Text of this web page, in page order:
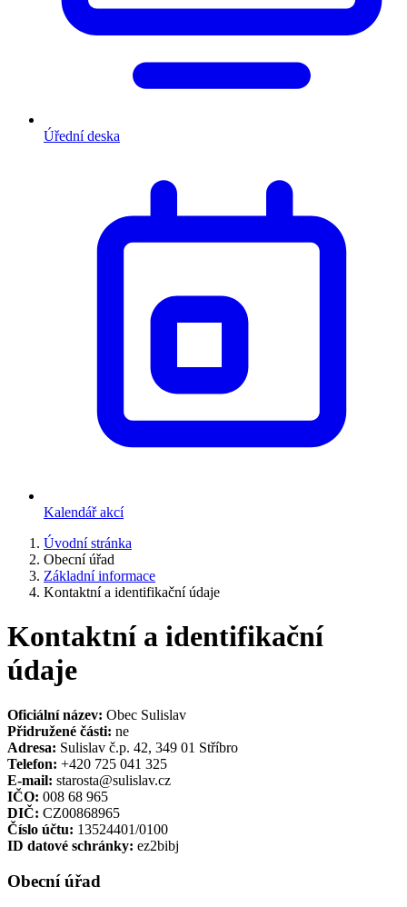
Úřední deska
Kalendář akcí
Úvodní stránka
Obecní úřad
Základní informace
Kontaktní a identifikační údaje
Kontaktní a identifikační
údaje
Oficiální název: Obec Sulislav
Přidružené části: ne
Adresa: Sulislav č.p. 42, 349 01 Stříbro
Telefon: +420 725 041 325
E-mail: starosta@sulislav.cz
IČO: 008 68 965
DIČ: CZ00868965
Číslo účtu: 13524401/0100
ID datové schránky: ez2bibj
Obecní úřad